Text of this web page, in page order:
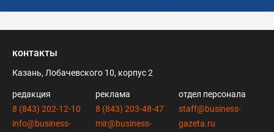
контакты
Казань, Лобачевского 10, корпус 2
редакция
8 (843) 202-12-10
info@business-
реклама
8 (843) 203-48-47
mir@business-
отдел персонала
staff@business-
gazeta.ru